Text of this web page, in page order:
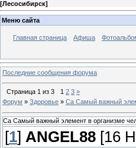
[Лесосибирск]
Меню сайта
Главная страница Афиша
Последние сообщения форума
Страница 1 из 3 1 2 3 »
Форум » Здоровье » Ca Самый важный
Ca Самый важный элемент в организме
[1] ANGEL88 [16